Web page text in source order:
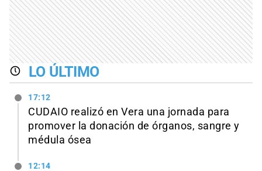
LO ÚLTIMO
17:12
CUDAIO realizó en Vera una jornada para
promover la donación de órganos, sangre y
médula ósea
12:14